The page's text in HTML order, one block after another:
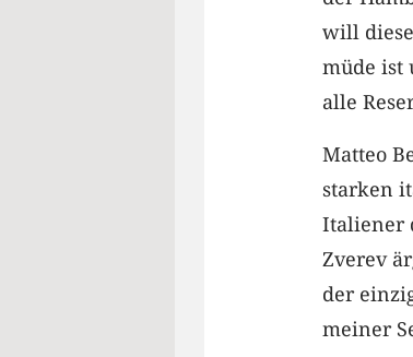
will
müde ist
alle
Matteo
starken
Italiener
Zverev
der
meiner